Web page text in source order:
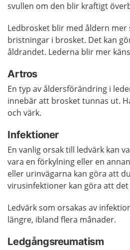
svullen om den blir kraftigt
Ledbrosket blir med åldern
bristningar i brosket. Det kan
åldrandet. Lederna blir mer
Artros
En typ av åldersförändring i
innebär att brosket tunnas ut.
och värk.
Infektioner
En vanlig orsak till ledvärk kan
vara en förkylning eller en
eller urinvägarna kan göra att
virusinfektioner kan göra att
Ledvärk som orsakas av
längre, ibland flera månader.
Ledgångsreumatism